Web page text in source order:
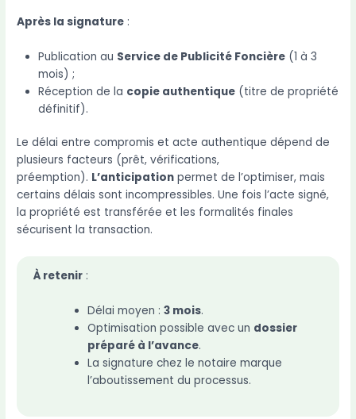
Après la signature :
Publication au Service de Publicité Foncière (1 à 3
mois) ;
Réception de la copie authentique (titre de propriété
définitif).
Le délai entre compromis et acte authentique dépend de
plusieurs facteurs (prêt, vérifications,
préemption). L’anticipation permet de l’optimiser, mais
certains délais sont incompressibles. Une fois l’acte signé,
la propriété est transférée et les formalités finales
sécurisent la transaction.
À retenir:
Délai moyen : 3 mois.
Optimisation possible avec un dossier
préparé à l’avance.
La signature chez le notaire marque
l’aboutissement du processus.